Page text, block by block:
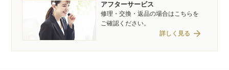
アフターサービス
修理・交換・返品の場合はこちらを
ご確認ください。
詳しく見る arrow_forward